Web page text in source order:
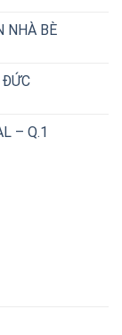
NHÀ BÈ
ĐỨC
– Q.1